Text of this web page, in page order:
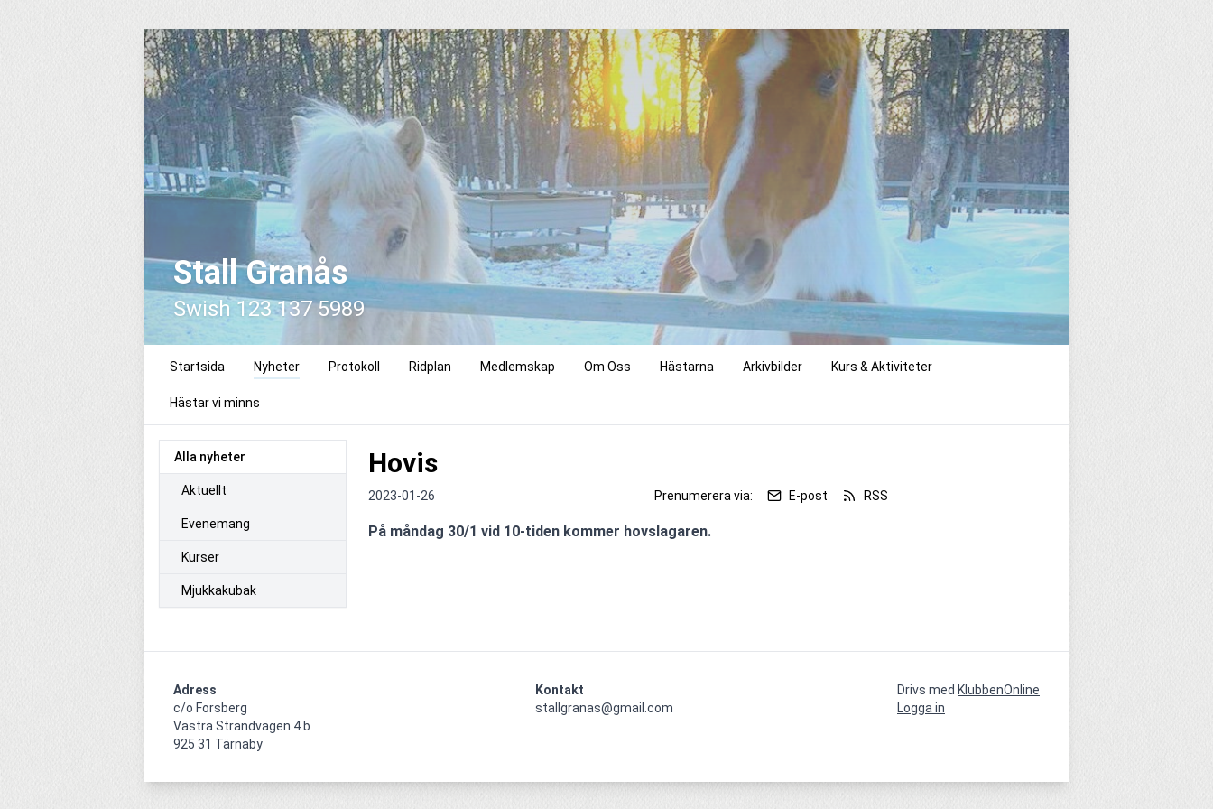
Stall Granås
Swish 123 137 5989
Startsida Nyheter Protokoll Ridplan Medlemskap Om Oss Hästarna Arkivbilder Kurs & Aktiviteter
Hästar vi minns
Alla nyheter
Aktuellt
Evenemang
Kurser
Mjukkakubak
Hovis
2023-01-26 Prenumerera via: E-post RSS
På måndag 30/1 vid 10-tiden kommer hovslagaren.
Adress
c/o Forsberg
Västra Strandvägen 4 b
925 31 Tärnaby
Kontakt
stallgranas@gmail.com
Drivs med KlubbenOnline
Logga in